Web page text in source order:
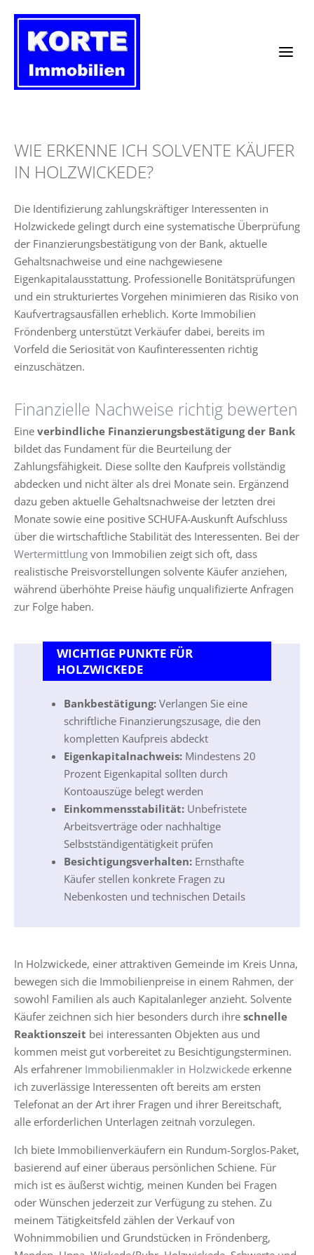
Inhalt
springen
WIE ERKENNE ICH SOLVENTE KÄUFER
IN HOLZWICKEDE?
Die Identifizierung zahlungskräftiger Interessenten in
Holzwickede gelingt durch eine systematische Überprüfung
der Finanzierungsbestätigung von der Bank, aktuelle
Gehaltsnachweise und eine nachgewiesene
Eigenkapitalausstattung. Professionelle Bonitätsprüfungen
und ein strukturiertes Vorgehen minimieren das Risiko von
Kaufvertragsausfällen erheblich. Korte Immobilien
Fröndenberg unterstützt Verkäufer dabei, bereits im
Vorfeld die Seriosität von Kaufinteressenten richtig
einzuschätzen.
Finanzielle Nachweise richtig bewerten
Eine verbindliche Finanzierungsbestätigung der Bank
bildet das Fundament für die Beurteilung der
Zahlungsfähigkeit. Diese sollte den Kaufpreis vollständig
abdecken und nicht älter als drei Monate sein. Ergänzend
dazu geben aktuelle Gehaltsnachweise der letzten drei
Monate sowie eine positive SCHUFA-Auskunft Aufschluss
über die wirtschaftliche Stabilität des Interessenten. Bei der
Wertermittlung von Immobilien zeigt sich oft, dass
realistische Preisvorstellungen solvente Käufer anziehen,
während überhöhte Preise häufig unqualifizierte Anfragen
zur Folge haben.
WICHTIGE PUNKTE FÜR
HOLZWICKEDE
Bankbestätigung: Verlangen Sie eine
schriftliche Finanzierungszusage, die den
kompletten Kaufpreis abdeckt
Eigenkapitalnachweis: Mindestens 20
Prozent Eigenkapital sollten durch
Kontoauszüge belegt werden
Einkommensstabilität: Unbefristete
Arbeitsverträge oder nachhaltige
Selbstständigentätigkeit prüfen
Besichtigungsverhalten: Ernsthafte
Käufer stellen konkrete Fragen zu
Nebenkosten und technischen Details
In Holzwickede, einer attraktiven Gemeinde im Kreis Unna,
bewegen sich die Immobilienpreise in einem Rahmen, der
sowohl Familien als auch Kapitalanleger anzieht. Solvente
Käufer zeichnen sich hier besonders durch ihre schnelle
Reaktionszeit bei interessanten Objekten aus und
kommen meist gut vorbereitet zu Besichtigungsterminen.
Als erfahrener Immobilienmakler in Holzwickede erkenne
ich zuverlässige Interessenten oft bereits am ersten
Telefonat an der Art ihrer Fragen und ihrer Bereitschaft,
alle erforderlichen Unterlagen zeitnah vorzulegen.
Ich biete Immobilienverkäufern ein Rundum-Sorglos-Paket,
basierend auf einer überaus persönlichen Schiene. Für
mich ist es äußerst wichtig, meinen Kunden bei Fragen
oder Wünschen jederzeit zur Verfügung zu stehen. Zu
meinem Tätigkeitsfeld zählen der Verkauf von
Wohnimmobilien und Grundstücken in Fröndenberg,